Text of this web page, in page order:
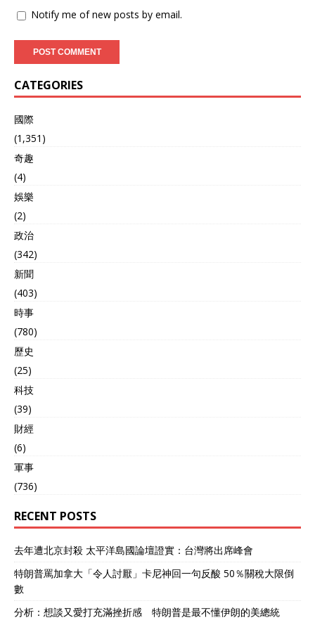
Notify me of new posts by email.
CATEGORIES
國際
(1,351)
奇趣
(4)
娛樂
(2)
政治
(342)
新聞
(403)
時事
(780)
歷史
(25)
科技
(39)
財經
(6)
軍事
(736)
RECENT POSTS
去年遭北京封殺 太平洋島國論壇證實：台灣將出席峰會
特朗普罵加拿大「令人討厭」卡尼神回一句反酸 50％關稅大限倒
數
分析：想談又愛打充滿挫折感 特朗普是最不懂伊朗的美總統